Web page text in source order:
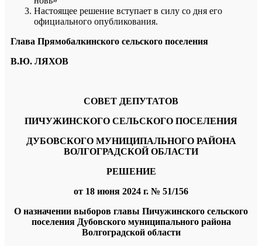
Настоящее решение вступает в силу со дня его
официального опубликования.
Глава Прямобалкинского сельского поселения
В.Ю. ЛЯХОВ
СОВЕТ ДЕПУТАТОВ
ПИЧУЖИНСКОГО СЕЛЬСКОГО ПОСЕЛЕНИЯ
ДУБОВСКОГО МУНИЦИПАЛЬНОГО РАЙОНА
ВОЛГОГРАДСКОЙ ОБЛАСТИ
РЕШЕНИЕ
от 18 июня 2024 г. № 51/156
О назначении выборов главы Пичужинского сельского
поселения Дубовского муниципального района
Волгоградской области